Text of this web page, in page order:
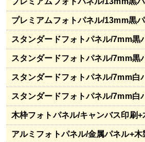
プレミアムフォトパネル/13mm黒
スタンダードフォトパネル/7mm黒
スタンダードフォトパネル/7mm黒
スタンダードフォトパネル/7mm白
スタンダードフォトパネル/7mm白
木枠フォトパネル/キャンバス印刷+
アルミフォトパネル/金属パネル+木